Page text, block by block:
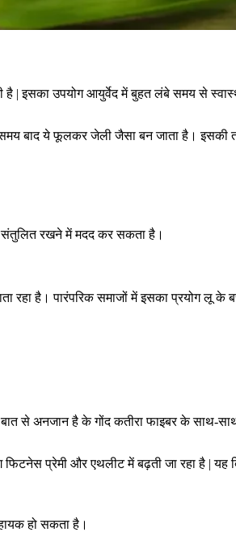
है | इसका उपयोग आयुर्वेद में बुहत लंबे समय से
बाद ये फूलकर जेली जैसा बन जाता है। इसकी
संतुलित रखने में मदद कर सकता है।
रहा है। पारंपरिक समाजों में इसका प्रयोग लू के
से अनजान है के गोंद कतीरा फाइबर के साथ-साथ
प्रेमी और एथलीट में बढ़ती जा रहा है |
हो सकता है।